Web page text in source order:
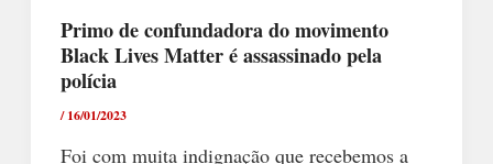
Primo de confundadora do movimento
Black Lives Matter é assassinado pela
polícia
/16/01/2023
Foi com muita indignação que recebemos a